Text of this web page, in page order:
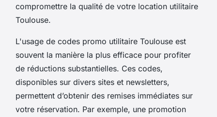
compromettre la qualité de votre location utilitaire
Toulouse.
L'usage de codes promo utilitaire Toulouse est
souvent la manière la plus efficace pour profiter
de réductions substantielles. Ces codes,
disponibles sur divers sites et newsletters,
permettent d’obtenir des remises immédiates sur
votre réservation. Par exemple, une promotion